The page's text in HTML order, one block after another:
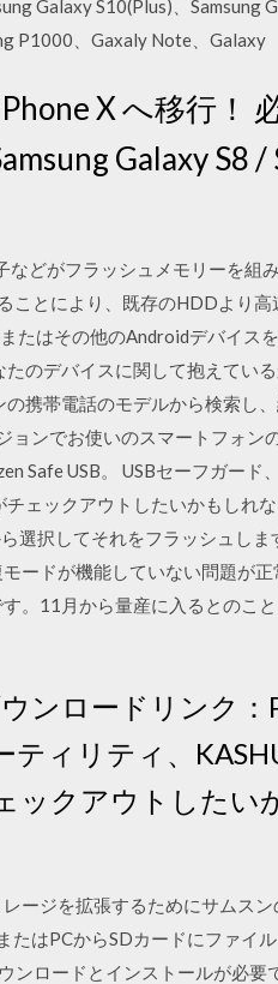
Galaxy S10(Plus)、Samsung
P1000、Gaxaly Note、Galaxy
X へ移行！
Galaxy S8 /
どがフラッシュメモリーを組
とにより、既存のHDDより
たはその他のAndroidデバイス
のデバイスに関して抱えてい
携帯電話のモデルから検索し
ンでお使いのスマートフォン
Safe USB。 USBセーフガード
ェックアウトしたいかもしれ
選択してそれをフラッシュし
ードが機能していない問題が
。11月から量産に入るとのこ
ンロードリンク：
ィリティ、
ックアウトしたい
ージを拡張するためにサムス
はPCからSDカードにファイ
ロードとインストールが必要